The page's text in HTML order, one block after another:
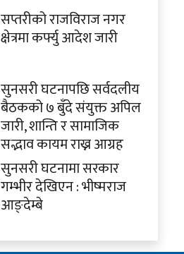
सप्तरीको राजविराज नगर
क्षेत्रमा कर्फ्यु आदेश जारी
सुनसरी घटनापछि सर्वदलीय
बैठकको ७ बुँदे संयुक्त अपिल
जारी, शान्ति र सामाजिक
सद्भाव कायम राख्न आग्रह
सुनसरी घटनामा सरकार
गम्भीर देखिएन : भीष्मराज
आङ्देम्बे